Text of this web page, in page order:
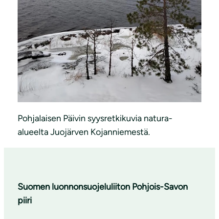
Pohjalaisen Päivin syysretkikuvia natura-
alueelta Juojärven Kojanniemestä.
Suomen luonnonsuojeluliiton Pohjois-Savon
piiri